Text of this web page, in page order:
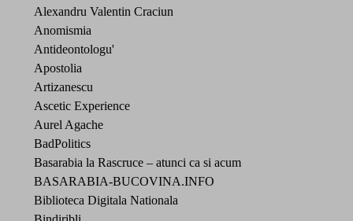
Alexandru Valentin Craciun
Anomismia
Antideontologu'
Apostolia
Artizanescu
Ascetic Experience
Aurel Agache
BadPolitics
Basarabia la Rascruce – atunci ca si acum
BASARABIA-BUCOVINA.INFO
Biblioteca Digitala Nationala